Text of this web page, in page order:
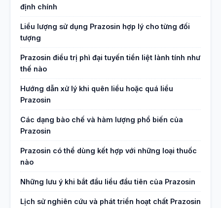
định chính
Liều lượng sử dụng Prazosin hợp lý cho từng đối
tượng
Prazosin điều trị phì đại tuyến tiền liệt lành tính như
thế nào
Hướng dẫn xử lý khi quên liều hoặc quá liều
Prazosin
Các dạng bào chế và hàm lượng phổ biến của
Prazosin
Prazosin có thể dùng kết hợp với những loại thuốc
nào
Những lưu ý khi bắt đầu liều đầu tiên của Prazosin
Lịch sử nghiên cứu và phát triển hoạt chất Prazosin